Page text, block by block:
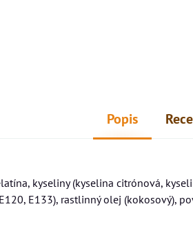
Popis
kyseliny (kyselina citrónová,
E133), rastlinný olej (kokosový),